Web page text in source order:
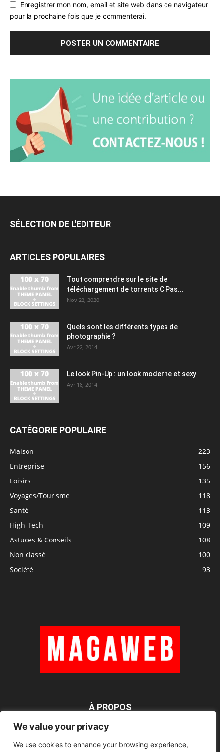
We value your privacy
We use cookies to enhance your browsing experience,
Enregistrer mon nom, email et site web dans ce navigateur
pour la prochaine fois que je commenterai.
SÉLECTION DE L'EDITEUR
ARTICLES POPULAIRES
Tout comprendre sur le site de
téléchargement de torrents C Pas...
Nov 22, 2020
Quels sont les différents types de
photographie ?
Avr 22, 2014
Le look Pin-Up : un look moderne et sexy
Avr 18, 2014
CATÉGORIE POPULAIRE
Maison
223
Entreprise
156
Loisirs
135
Voyages/Tourisme
118
Santé
113
High-Tech
109
Astuces & Conseils
108
Non classé
100
Société
93
À PROPOS
SUIVEZ NOUS